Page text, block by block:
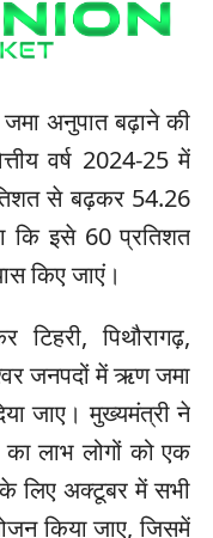
अनुपात बढ़ाने की
वर्ष 2024-25 में
से बढ़कर 54.26
कि इसे 60 प्रतिशत
किए जाएं।
पिथौरागढ़,
जनपदों में ऋण जमा
जाए। मुख्यमंत्री ने
लाभ लोगों को एक
लिए अक्टूबर में सभी
किया जाए, जिसमें